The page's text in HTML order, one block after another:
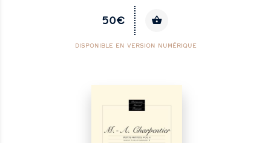
50€
DISPONIBLE EN VERSION NUMÉRIQUE